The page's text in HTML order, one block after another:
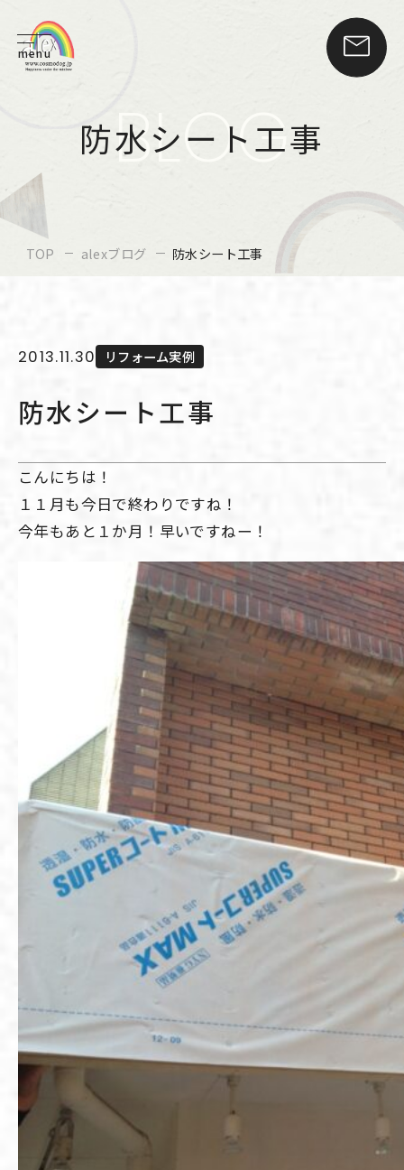
menu
BLOG
防水シート工事
TOP alexブログ 防水シート工事
2013.11.30 リフォーム実例
防水シート工事
こんにちは！
１１月も今日で終わりですね！
今年もあと１か月！早いですねー！